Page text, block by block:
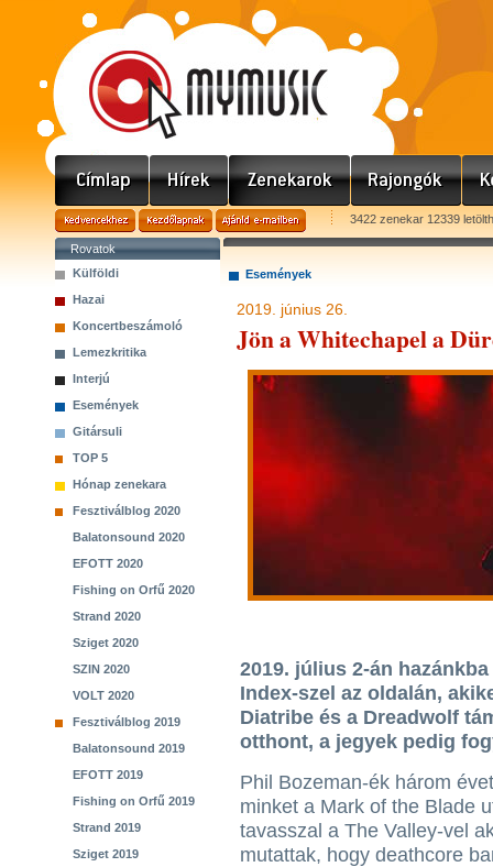
3422 zenekar 12339
Rovatok
Külföldi
Hazai
Koncertbeszámoló
Lemezkritika
Interjú
Események
Gitársuli
TOP 5
Hónap zenekara
Fesztiválblog 2020
Balatonsound 2020
EFOTT 2020
Fishing on Orfű 2020
Strand 2020
Sziget 2020
SZIN 2020
VOLT 2020
Fesztiválblog 2019
Balatonsound 2019
EFOTT 2019
Fishing on Orfű 2019
Strand 2019
Sziget 2019
Események
2019. június 26.
Jön a Whitechapel a
2019. július 2-án
Index-szel az oldalán,
Diatribe és a Dreadwolf
otthont, a jegyek pedig
Phil Bozeman-ék három
minket a Mark of the Blade
tavasszal a The Valley-vel
mutattak, hogy deathcore